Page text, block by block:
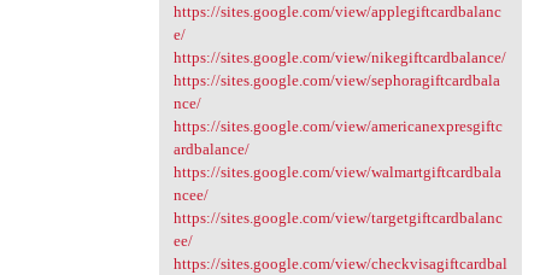
https://sites.google.com/view/applegiftcardbalanc
e/
https://sites.google.com/view/nikegiftcardbalance/
https://sites.google.com/view/sephoragiftcardbala
nce/
https://sites.google.com/view/americanexpresgiftc
ardbalance/
https://sites.google.com/view/walmartgiftcardbala
ncee/
https://sites.google.com/view/targetgiftcardbalanc
ee/
https://sites.google.com/view/checkvisagiftcardbal